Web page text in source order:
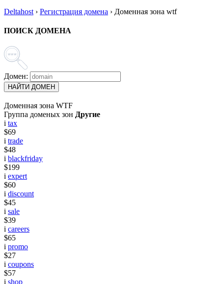
Deltahost › Регистрация домена › Доменная зона wtf
ПОИСК ДОМЕНА
Домен:
НАЙТИ ДОМЕН
Доменная зона WTF
Группа доменых зон Другие
i tax
$69
i trade
$48
i blackfriday
$199
i expert
$60
i discount
$45
i sale
$39
i careers
$65
i promo
$27
i coupons
$57
i shop